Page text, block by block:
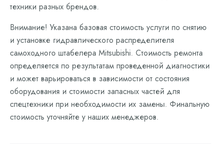
техники разных брендов.
Внимание! Указана базовая стоимость услуги по снятию
и установке гидравлического распределителя
самоходного штабелера Mitsubishi. Стоимость ремонта
определяется по результатам проведенной диагностики
и может варьироваться в зависимости от состояния
оборудования и стоимости запасных частей для
спецтехники при необходимости их замены. Финальную
стоимость уточняйте у наших менеджеров.